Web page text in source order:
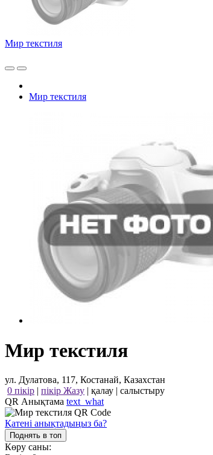
Мир текстиля
Мир текстиля
Мир текстиля
ул. Дулатова, 117, Костанай, Казахстан
0 пікір | пікір Жазу | қалау | салыстыру
QR Анықтама text_what
Қатені анықтадыңыз ба?
Поднять в топ
Көру саны: